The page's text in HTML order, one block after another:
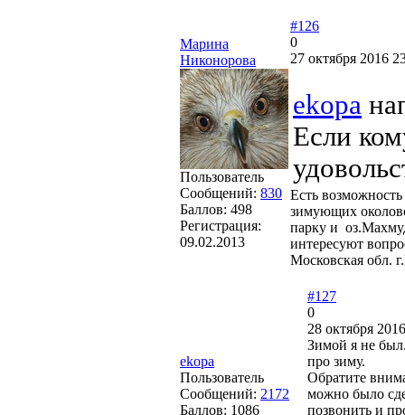
Марина
Никонорова
Пользователь
Сообщений: 830
Баллов: 498
Регистрация:
09.02.2013
#126
0
27 октября 2016
ekopa
Если
Есть
зимующих
парку и
интересуют
Московская обл.
ekopa
Пользователь
Сообщений: 2172
Баллов: 1086
#127
0
28 октября
Зимой я не
про зиму.
Обратите
можно было
позвонить и